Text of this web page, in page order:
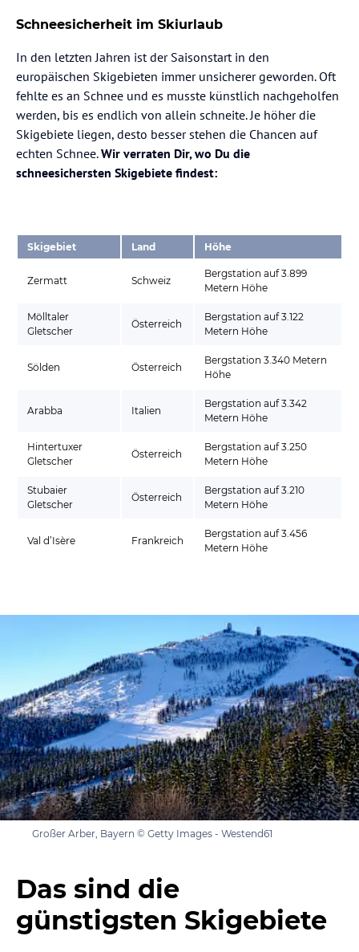
Schneesicherheit im Skiurlaub
In den letzten Jahren ist der Saisonstart in den
europäischen Skigebieten immer unsicherer geworden. Oft
fehlte es an Schnee und es musste künstlich nachgeholfen
werden, bis es endlich von allein schneite. Je höher die
Skigebiete liegen, desto besser stehen die Chancen auf
echten Schnee.Wir verraten Dir, wo Du die
schneesichersten Skigebiete findest:
Skigebiet Land Höhe
Zermatt Schweiz
Bergstation auf 3.899
Metern Höhe
Mölltaler
Gletscher
Österreich
Bergstation auf 3.122
Metern Höhe
Sölden Österreich
Bergstation 3.340 Metern
Höhe
Arabba Italien
Bergstation auf 3.342
Metern Höhe
Hintertuxer
Gletscher
Österreich
Bergstation auf 3.250
Metern Höhe
Stubaier
Gletscher
Österreich
Bergstation auf 3.210
Metern Höhe
Val d’Isère Frankreich
Bergstation auf 3.456
Metern Höhe
Großer Arber, Bayern © Getty Images - Westend61
Das sind die
günstigsten Skigebiete